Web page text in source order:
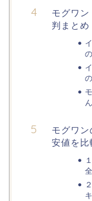
モグワ
判まとめ
モグワ
安値を比